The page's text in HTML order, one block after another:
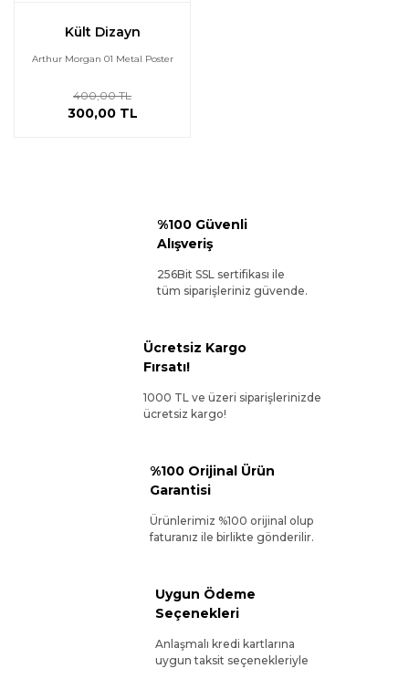
Kült Dizayn
Arthur Morgan 01 Metal Poster
400,00 TL
300,00 TL
%100 Güvenli
Alışveriş
256Bit SSL sertifikası ile
tüm siparişleriniz güvende.
Ücretsiz Kargo
Fırsatı!
1000 TL ve üzeri siparişlerinizde
ücretsiz kargo!
%100 Orijinal Ürün
Garantisi
Ürünlerimiz %100 orijinal olup
faturanız ile birlikte gönderilir.
Uygun Ödeme
Seçenekleri
Anlaşmalı kredi kartlarına
uygun taksit seçenekleriyle